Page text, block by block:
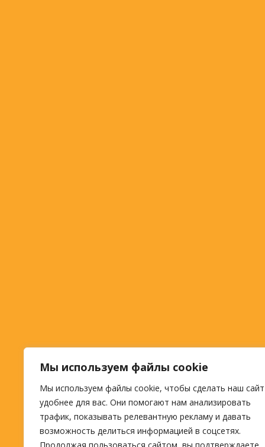
Мы используем файлы cookie
Мы используем файлы cookie, чтобы сделать наш сайт
удобнее для вас. Они помогают нам анализировать
трафик, показывать релевантную рекламу и давать
возможность делиться информацией в соцсетях.